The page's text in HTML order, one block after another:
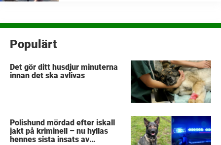
Populärt
Det gör ditt husdjur minuterna
innan det ska avlivas
Polishund mördad efter iskall
jakt på kriminell – nu hyllas
hennes sista insats av